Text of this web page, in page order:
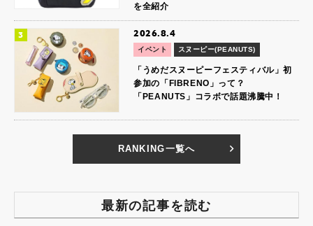
を全紹介
2026.8.4
イベント スヌーピー(PEANUTS)
「うめだスヌーピーフェスティバル」初
参加の「FIBRENO」って？
「PEANUTS」コラボで話題沸騰中！
RANKING一覧へ
最新の記事を読む